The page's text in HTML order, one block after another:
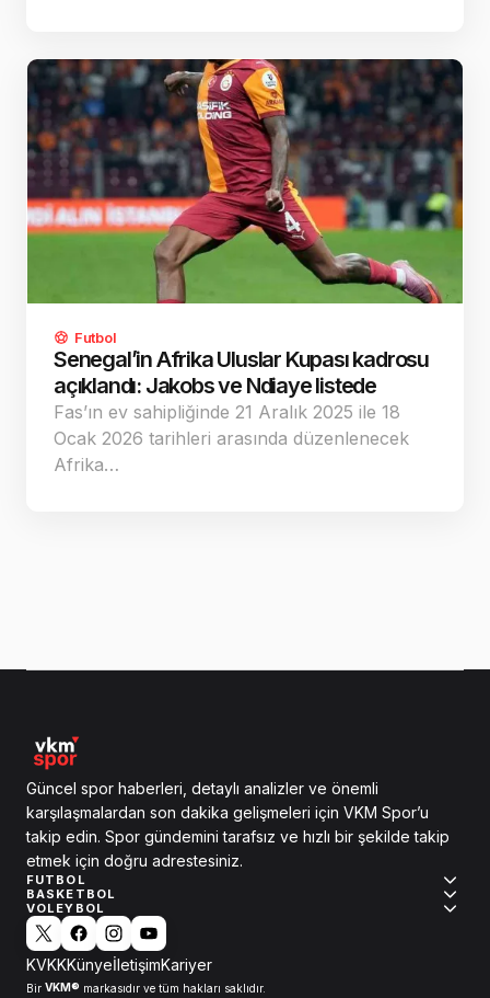
Futbol
Senegal’in Afrika Uluslar Kupası kadrosu
açıklandı: Jakobs ve Ndiaye listede
Fas’ın ev sahipliğinde 21 Aralık 2025 ile 18
Ocak 2026 tarihleri arasında düzenlenecek
Afrika…
Güncel spor haberleri, detaylı analizler ve önemli
karşılaşmalardan son dakika gelişmeleri için VKM Spor’u
takip edin. Spor gündemini tarafsız ve hızlı bir şekilde takip
etmek için doğru adrestesiniz.
FUTBOL
BASKETBOL
VOLEYBOL
KVKKKünyeİletişimKariyer
Bir VKM® markasıdır ve tüm hakları saklıdır.